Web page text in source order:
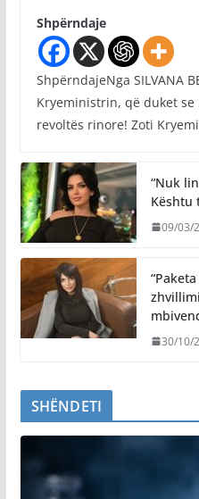
Shpërndaje
ShpërndajeNga SILVANA
Kryeministrin, që duket
revoltës rinore! Zoti
“Nuk
Kështu
09/03/
30/10/
SHËNDETI